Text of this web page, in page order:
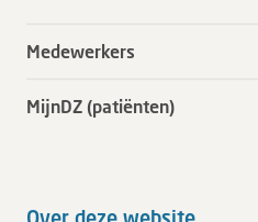
Medewerkers
MijnDZ (patiënten)